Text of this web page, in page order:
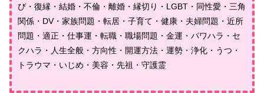
び・復縁・結婚・不倫・離婚・縁切り・LGBT・同性愛・三角
関係・DV・家族問題・転居・子育て・健康・夫婦問題・近所
問題・適正・仕事運・転職・職場問題・金運・パワハラ・セ
クハラ・人生全般・方向性・開運方法・運勢・浄化・うつ・
トラウマ・いじめ・美容・先祖・守護霊